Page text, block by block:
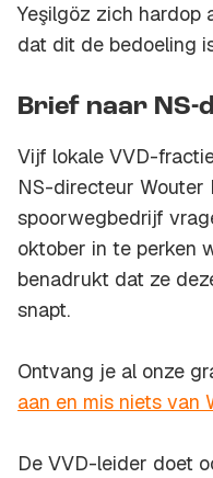
Yeşilgöz zich hardop
dat dit de bedoeling
Brief naar NS-
Vijf lokale VVD-
NS-directeur Wouter
spoorwegbedrijf
oktober in te perken
benadrukt dat ze
snapt.
Ontvang je al onze
aan en mis niets van
De VVD-leider doet